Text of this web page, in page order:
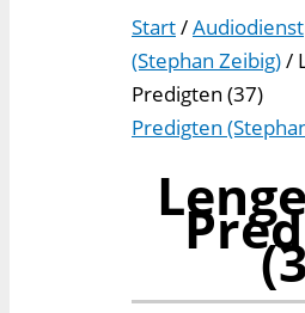
Start/Audiodienst
(Stephan Zeibig)/
Predigten (37)
Predigten